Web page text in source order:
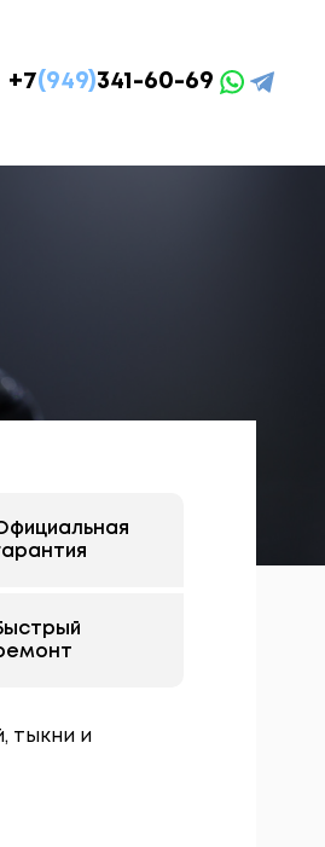
+7(949)341-60-69
тыкни и